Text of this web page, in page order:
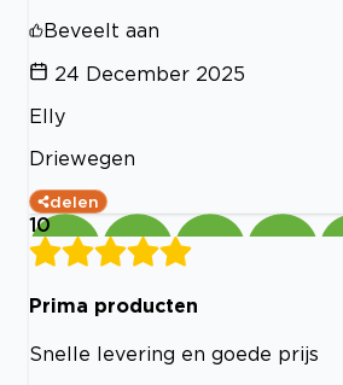
Beveelt aan
24 December 2025
Elly
Driewegen
delen
10
Prima producten
Snelle levering en goede prijs